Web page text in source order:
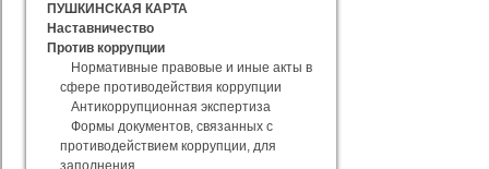
ПУШКИНСКАЯ КАРТА
Наставничество
Против коррупции
Нормативные правовые и иные акты в
сфере противодействия коррупции
Антикоррупционная экспертиза
Формы документов, связанных с
противодействием коррупции, для
заполнения